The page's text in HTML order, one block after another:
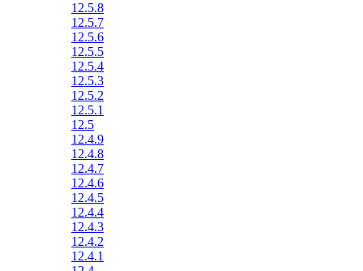
12.5.8
12.5.7
12.5.6
12.5.5
12.5.4
12.5.3
12.5.2
12.5.1
12.5
12.4.9
12.4.8
12.4.7
12.4.6
12.4.5
12.4.4
12.4.3
12.4.2
12.4.1